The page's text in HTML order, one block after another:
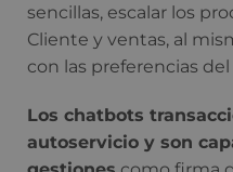
sencillas, escalar los
Cliente y ventas, al
con las preferencias
Los chatbots
autoservicio y son